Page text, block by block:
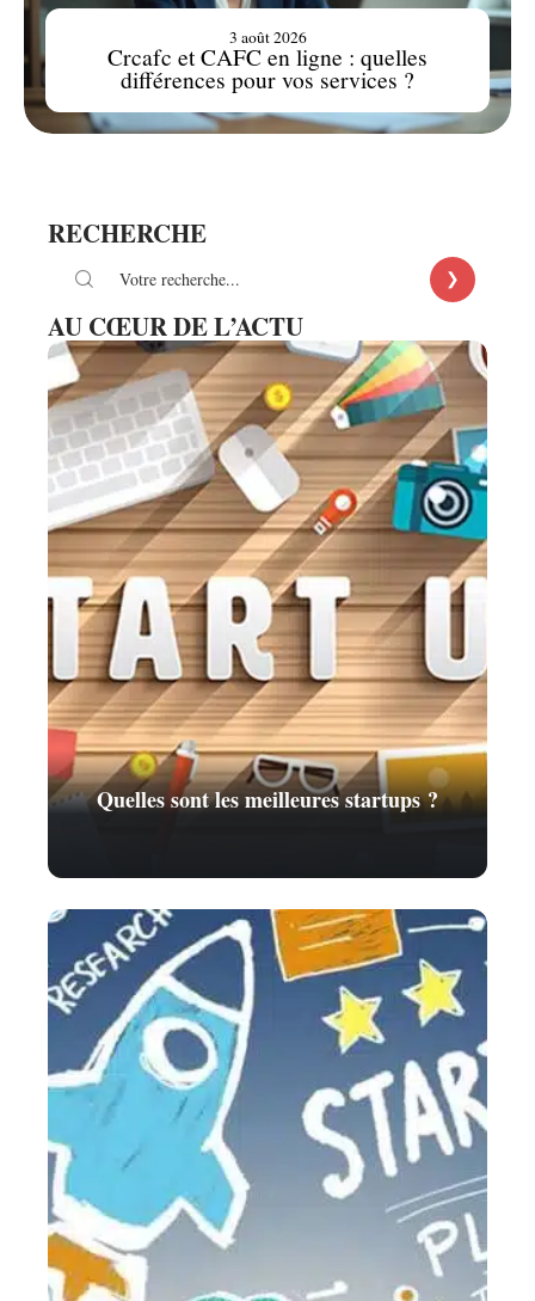
Crcafc et CAFC en ligne : quelles
différences pour vos services ?
3 août 2026
RECHERCHE
AU CŒUR DE L’ACTU
Quelles sont les meilleures startups ?